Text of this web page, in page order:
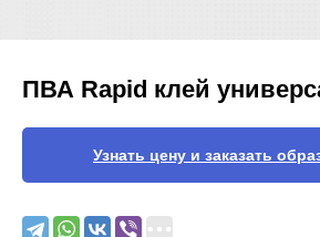
ПВА Rapid клей
Узнать цену и заказать